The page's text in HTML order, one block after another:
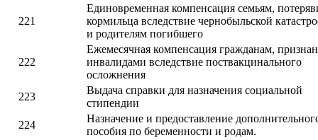
221
Единовременная компенсация семьям,
кормильца вследствие чернобыльской
и родителям погибшего
222
Ежемесячная компенсация гражданам,
инвалидами вследствие поствакцинального
осложнения
223
Выдача справки для назначения социальной
стипендии
224
Назначение и предоставление
пособия по беременности и родам.